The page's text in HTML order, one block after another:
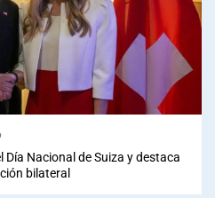
Nacional de Suiza y destaca
bilateral